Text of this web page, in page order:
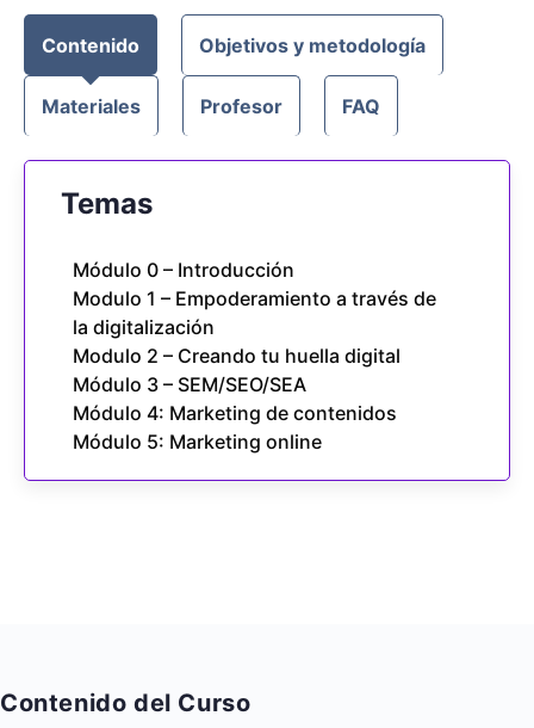
Contenido Objetivos y metodología
Materiales Profesor FAQ
Temas
Módulo 0 – Introducción
Modulo 1 – Empoderamiento a través de
la digitalización
Modulo 2 – Creando tu huella digital
Módulo 3 – SEM/SEO/SEA
Módulo 4: Marketing de contenidos
Módulo 5: Marketing online
Contenido del Curso